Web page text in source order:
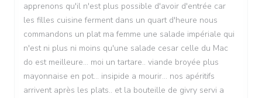
apprenons qu'il n'est plus possible d'avoir d'entrée car
les filles cuisine ferment dans un quart d'heure nous
commandons un plat ma femme une salade impériale qui
n'est ni plus ni moins qu'une salade cesar celle du Mac
do est meilleure... moi un tartare.. viande broyée plus
mayonnaise en pot... insipide a mourir... nos apéritifs
arrivent après les plats.. et la bouteille de givry servi a